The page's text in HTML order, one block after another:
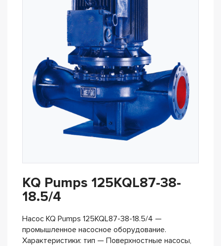
KQ Pumps 125KQL87-38-
18.5/4
Насос KQ Pumps 125KQL87-38-18.5/4 —
промышленное насосное оборудование.
Характеристики: тип — Поверхностные насосы,